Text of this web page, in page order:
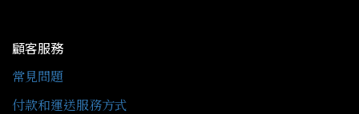
顧客服務
常見問題
付款和運送服務方式